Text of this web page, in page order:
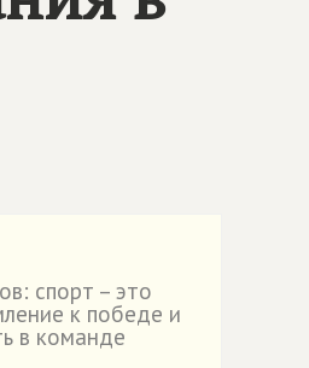
спорт – это
к победе и
в команде